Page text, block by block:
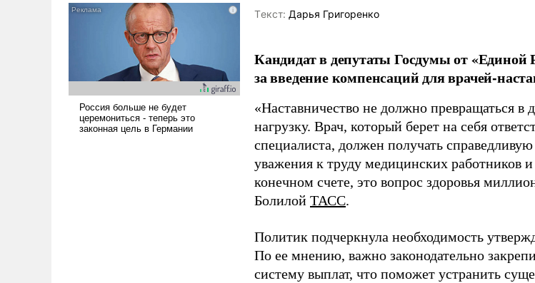
псевдонаучной фантастики,
стало всерьез обсуждаемой
Tекст: Дарья Григоренко
Кандидат в депутаты Госдумы от
за введение компенсаций для врачей-
«Наставничество не должно превращаться
нагрузку. Врач, который берет на себя
специалиста, должен получать
уважения к труду медицинских работников
конечном счете, это вопрос здоровья
Болилой ТАСС.
Политик подчеркнула необходимость
По ее мнению, важно законодательно
систему выплат, что поможет устранить